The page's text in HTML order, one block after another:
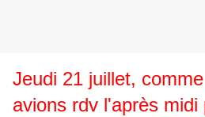
Jeudi 21 juillet,
avions rdv l'après midi